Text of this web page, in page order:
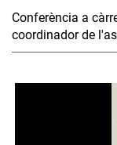
Conferència a
coordinador de